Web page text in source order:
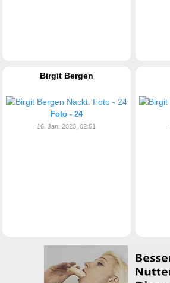
Birgit Bergen
Foto - 24
16. Jan. 2023, 02:51